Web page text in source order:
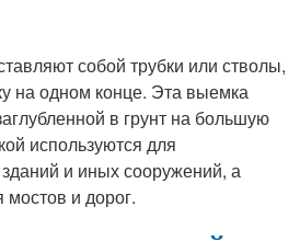
собой трубки или стволы,
на одном конце. Эта выемка
в грунт на большую
используются для
и иных сооружений, а
и дорог.